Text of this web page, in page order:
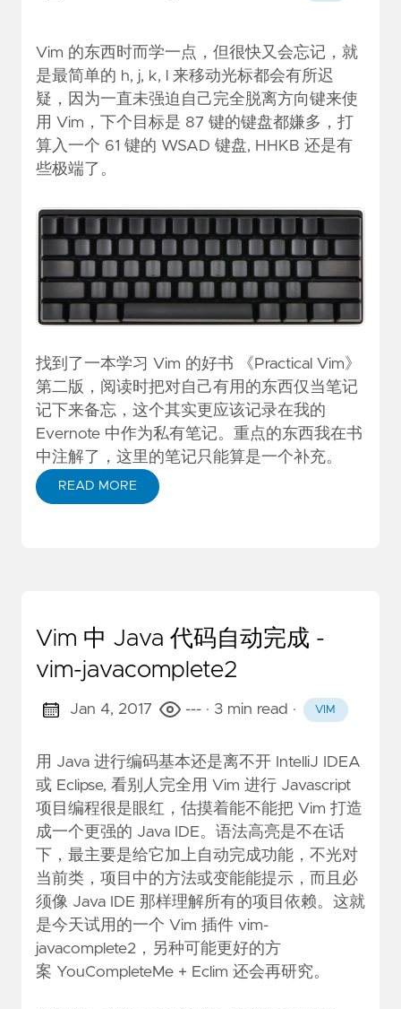
Vim 的东西时而学一点，但很快又会忘记，就
是最简单的 h, j, k, l 来移动光标都会有所迟
疑，因为一直未强迫自己完全脱离方向键来使
用 Vim，下个目标是 87 键的键盘都嫌多，打
算入一个 61 键的 WSAD 键盘, HHKB 还是有
些极端了。
找到了一本学习 Vim 的好书 《Practical Vim》
第二版，阅读时把对自己有用的东西仅当笔记
记下来备忘，这个其实更应该记录在我的
Evernote 中作为私有笔记。重点的东西我在书
中注解了，这里的笔记只能算是一个补充。
READ MORE
Vim 中 Java 代码自动完成 -
vim-javacomplete2
Jan 4, 2017 --- · 3 min read · VIM
用 Java 进行编码基本还是离不开 IntelliJ IDEA
或 Eclipse, 看别人完全用 Vim 进行 Javascript
项目编程很是眼红，估摸着能不能把 Vim 打造
成一个更强的 Java IDE。语法高亮是不在话
下，最主要是给它加上自动完成功能，不光对
当前类，项目中的方法或变能能提示，而且必
须像 Java IDE 那样理解所有的项目依赖。这就
是今天试用的一个 Vim 插件 vim-
javacomplete2 ，另种可能更好的方
案 YouCompleteMe + Eclim 还会再研究。